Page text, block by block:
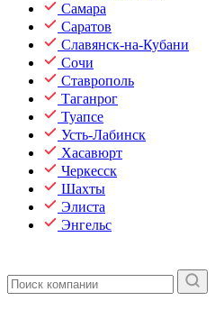
Самара
Саратов
Славянск-на-Кубани
Сочи
Ставрополь
Таганрог
Туапсе
Усть-Лабинск
Хасавюрт
Черкесск
Шахты
Элиста
Энгельс